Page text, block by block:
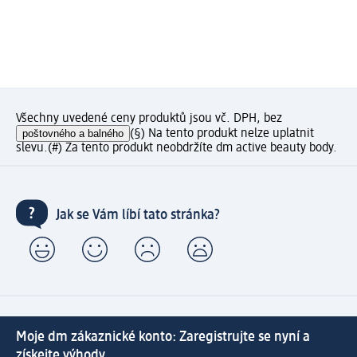
Všechny uvedené ceny produktů jsou vč. DPH, bez
poštovného a balného (§) Na tento produkt nelze uplatnit
slevu.(#) Za tento produkt neobdržíte dm active beauty body.
Jak se Vám líbí tato stránka?
Moje dm zákaznické konto: Zaregistrujte se nyní a